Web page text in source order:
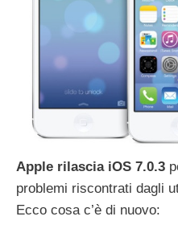
Apple rilascia iOS 7.0.3
problemi riscontrati dagli
Ecco cosa c’è di nuovo: